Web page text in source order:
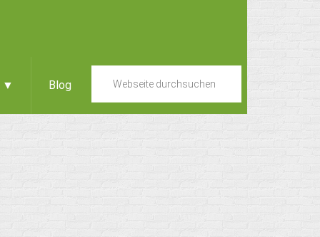
▼ Blog